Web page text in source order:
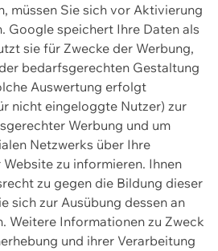
müssen Sie sich vor Aktivierung
Google speichert Ihre Daten als
sie für Zwecke der Werbung,
bedarfsgerechten Gestaltung
Auswertung erfolgt
nicht eingeloggte Nutzer) zur
Werbung und um
Netzwerks über Ihre
zu informieren. Ihnen
zu gegen die Bildung dieser
sich zur Ausübung dessen an
Weitere Informationen zu Zweck
und ihrer Verarbeitung